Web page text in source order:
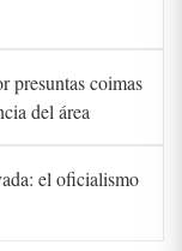
presuntas coimas
del área
el oficialismo